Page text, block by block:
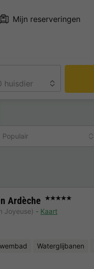
Mijn reserveringen
Populair
Ardèche ★★★★★
Joyeuse)
Kaart
Waterglijbanen